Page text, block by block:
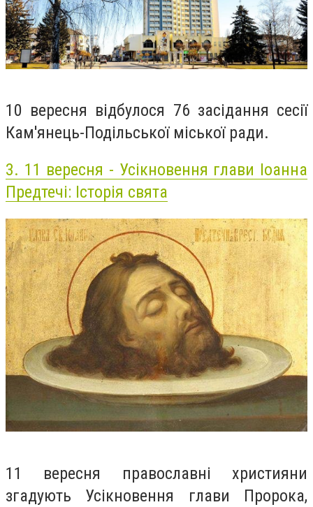
10 вересня відбулося 76 засідання сесії
Кам'янець-Подільської міської ради.
3. 11 вересня - Усікновення глави Іоанна
Предтечі: Історія свята
11 вересня православні християни
згадують Усікновення глави Пророка,